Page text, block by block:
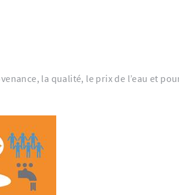
la qualité, le prix de l’eau et